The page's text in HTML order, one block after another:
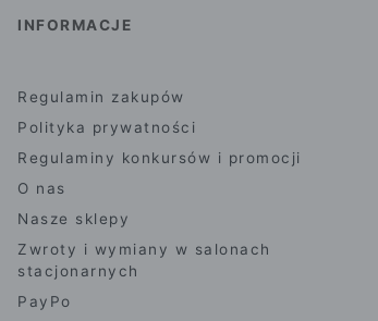
INFORMACJE
Regulamin zakupów
Polityka prywatności
Regulaminy konkursów i promocji
O nas
Nasze sklepy
Zwroty i wymiany w salonach
stacjonarnych
PayPo